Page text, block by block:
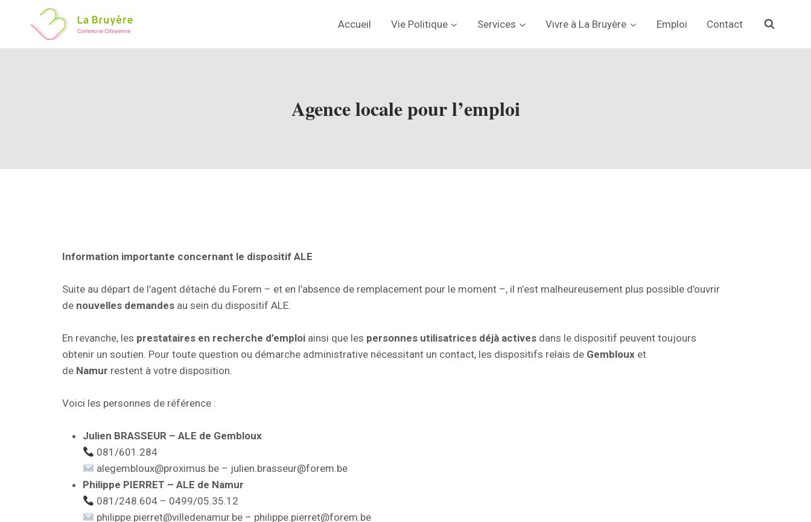
Accueil Vie Politique Services Vivre à La Bruyère Emploi Contact
Agence locale pour l’emploi
Information importante concernant le dispositif ALE
Suite au départ de l’agent détaché du Forem – et en l’absence de remplacement pour le moment –, il n’est malheureusement plus possible d’ouvrir
de nouvelles demandes au sein du dispositif ALE.
En revanche, les prestataires en recherche d’emploi ainsi que les personnes utilisatrices déjà actives dans le dispositif peuvent toujours
obtenir un soutien. Pour toute question ou démarche administrative nécessitant un contact, les dispositifs relais de Gembloux et
de Namur restent à votre disposition.
Voici les personnes de référence :
Julien BRASSEUR – ALE de Gembloux
081/601.284
alegembloux@proximus.be – julien.brasseur@forem.be
Philippe PIERRET – ALE de Namur
081/248.604 – 0499/05.35.12
philippe.pierret@villedenamur.be – philippe.pierret@forem.be